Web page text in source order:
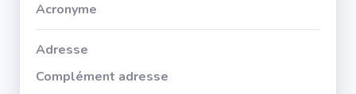
Acronyme
Adresse
Complément adresse